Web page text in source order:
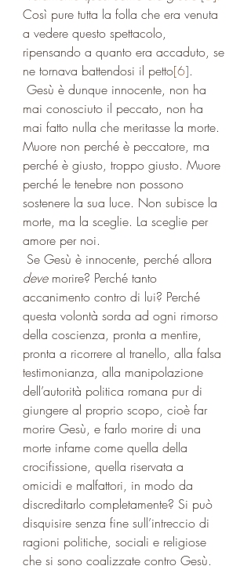
Così pure tutta la folla che era venuta
a vedere questo spettacolo,
ripensando a quanto era accaduto, se
ne tornava battendosi il petto[6].
mai conosciuto il peccato, non ha
mai fatto nulla che meritasse la morte.
Muore non perché è peccatore, ma
perché è giusto, troppo giusto. Muore
perché le tenebre non possono
sostenere la sua luce. Non subisce la
morte, ma la sceglie. La sceglie per
amore per noi.
Se Gesù è innocente, perché allora
deve morire? Perché tanto
accanimento contro di lui? Perché
questa volontà sorda ad ogni rimorso
della coscienza, pronta a mentire,
pronta a ricorrere al tranello, alla falsa
testimonianza, alla manipolazione
dell’autorità politica romana pur di
giungere al proprio scopo, cioè far
morire Gesù, e farlo morire di una
morte infame come quella della
crocifissione, quella riservata a
omicidi e malfattori, in modo da
discreditarlo completamente? Si può
disquisire senza fine sull’intreccio di
ragioni politiche, sociali e religiose
che si sono coalizzate contro Gesù.